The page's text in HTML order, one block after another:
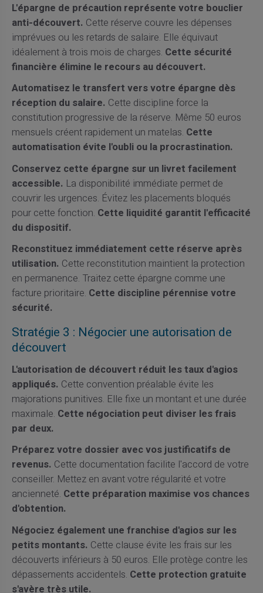
L'épargne de précaution représente votre bouclier
anti-découvert. Cette réserve couvre les dépenses
imprévues ou les retards de salaire. Elle équivaut
idéalement à trois mois de charges. Cette sécurité
financière élimine le recours au découvert.
Automatisez le transfert vers votre épargne dès
réception du salaire. Cette discipline force la
constitution progressive de la réserve. Même 50 euros
mensuels créent rapidement un matelas. Cette
automatisation évite l'oubli ou la procrastination.
Conservez cette épargne sur un livret facilement
accessible. La disponibilité immédiate permet de
couvrir les urgences. Évitez les placements bloqués
pour cette fonction. Cette liquidité garantit l'efficacité
du dispositif.
Reconstituez immédiatement cette réserve après
utilisation. Cette reconstitution maintient la protection
en permanence. Traitez cette épargne comme une
facture prioritaire. Cette discipline pérennise votre
sécurité.
Stratégie 3 : Négocier une autorisation de
découvert
L'autorisation de découvert réduit les taux d'agios
appliqués. Cette convention préalable évite les
majorations punitives. Elle fixe un montant et une durée
maximale. Cette négociation peut diviser les frais
par deux.
Préparez votre dossier avec vos justificatifs de
revenus. Cette documentation facilite l'accord de votre
conseiller. Mettez en avant votre régularité et votre
ancienneté. Cette préparation maximise vos chances
d'obtention.
Négociez également une franchise d'agios sur les
petits montants. Cette clause évite les frais sur les
découverts inférieurs à 50 euros. Elle protège contre les
dépassements accidentels. Cette protection gratuite
s'avère très utile.